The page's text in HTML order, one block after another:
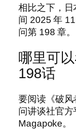
相比之下，
间 2025 年
问第 198 章。
哪里可
198话
要阅读《破
问讲谈社官
Magapoke。